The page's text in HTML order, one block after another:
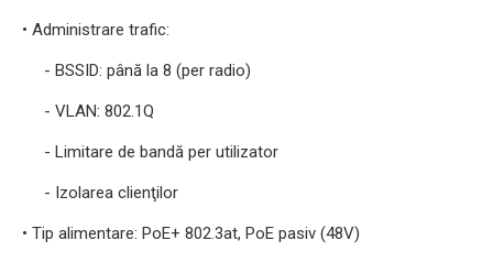
• Administrare trafic:
- BSSID: până la 8 (per radio)
- VLAN: 802.1Q
- Limitare de bandă per utilizator
- Izolarea clienţilor
• Tip alimentare: PoE+ 802.3at, PoE pasiv (48V)